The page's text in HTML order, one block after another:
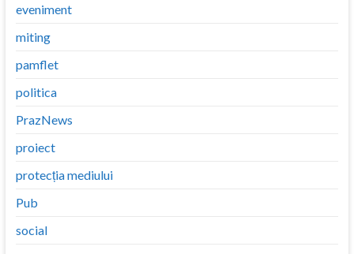
eveniment
miting
pamflet
politica
PrazNews
proiect
protecția mediului
Pub
social